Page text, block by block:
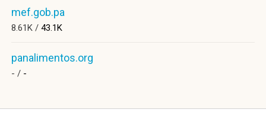
mef.gob.pa
8.61K / 43.1K
panalimentos.org
- / -